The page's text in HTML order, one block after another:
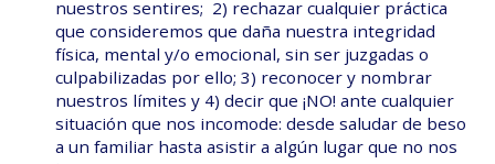
nuestros sentires; 2) rechazar cualquier práctica
que consideremos que daña nuestra integridad
física, mental y/o emocional, sin ser juzgadas o
culpabilizadas por ello; 3) reconocer y nombrar
nuestros límites y 4) decir que ¡NO! ante cualquier
situación que nos incomode: desde saludar de beso
a un familiar hasta asistir a algún lugar que no nos